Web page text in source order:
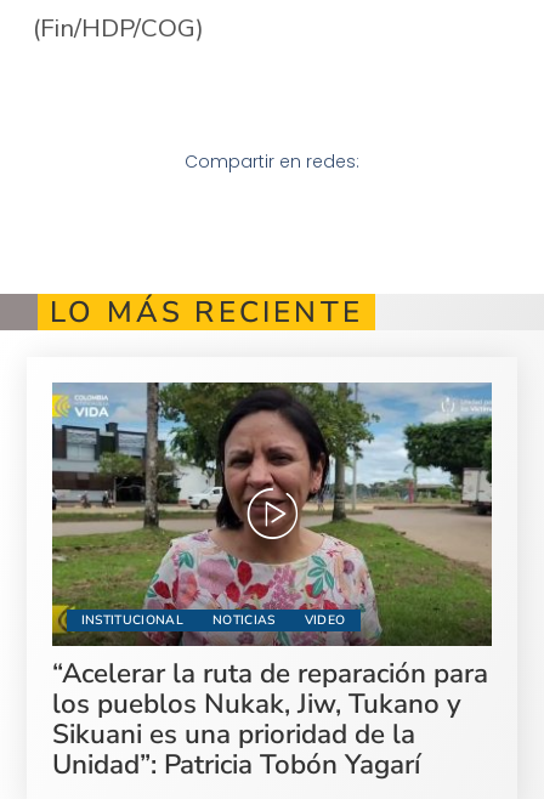
(Fin/HDP/COG)
Compartir en redes:
LO MÁS RECIENTE
INSTITUCIONAL NOTICIAS VIDEO
“Acelerar la ruta de reparación para
los pueblos Nukak, Jiw, Tukano y
Sikuani es una prioridad de la
Unidad”: Patricia Tobón Yagarí